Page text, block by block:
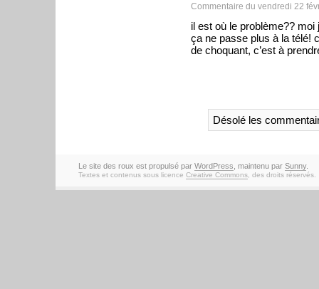
Commentaire du vendredi 22
il est où le problème?? moi
ça ne passe plus à la télé!
de choquant, c’est à
Désolé les
Le site des roux est propulsé par WordPress , maintenu par Sunny.
Textes et contenus sous licence Creative Commons, des droits réservés.